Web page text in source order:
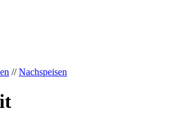
//Nachspeisen